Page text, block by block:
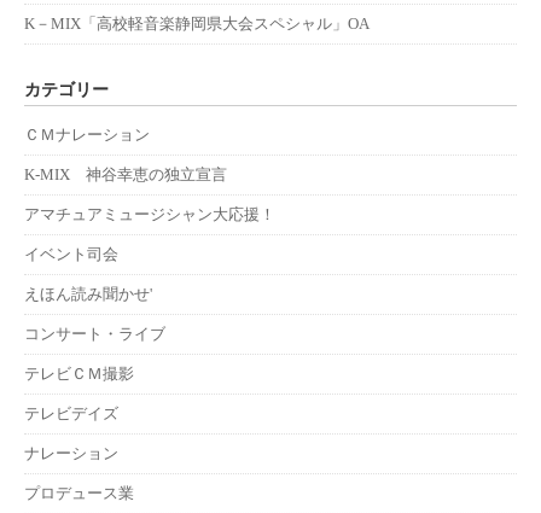
K－MIX「高校軽音楽静岡県大会スペシャル」OA
カテゴリー
ＣＭナレーション
K-MIX 神谷幸恵の独立宣言
アマチュアミュージシャン大応援！
イベント司会
えほん読み聞かせ'
コンサート・ライブ
テレビＣＭ撮影
テレビデイズ
ナレーション
プロデュース業